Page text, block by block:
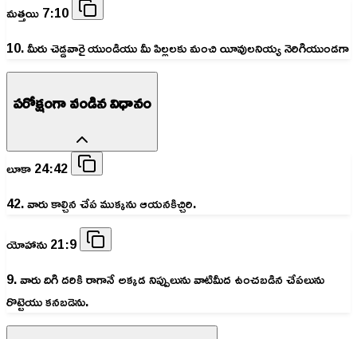
మత్తయి 7:10
10. మీరు చెడ్డవారై యుండియు మీ పిల్లలకు మంచి యీవులనియ్య నెరిగియుండగా
పరోక్షంగా వండిన విధానం
లూకా 24:42
42. వారు కాల్చిన చేప ముక్కను ఆయనకిచ్చిరి.
యోహాను 21:9
9. వారు దిగి దరికి రాగానే అక్కడ నిప్పులును వాటిమీద ఉంచబడిన చేపలును
రొట్టెయు కనబడెను.